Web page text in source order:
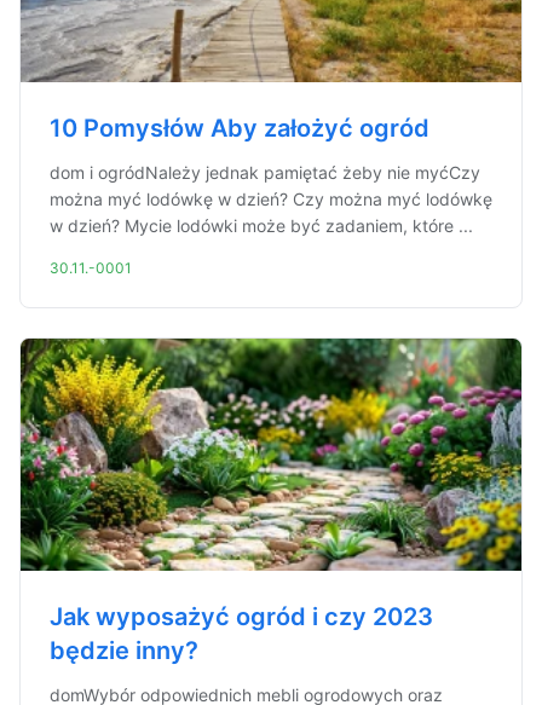
10 Pomysłów Aby założyć ogród
dom i ogródNależy jednak pamiętać żeby nie myćCzy
można myć lodówkę w dzień? Czy można myć lodówkę
w dzień? Mycie lodówki może być zadaniem, które ...
30.11.-0001
Jak wyposażyć ogród i czy 2023
będzie inny?
domWybór odpowiednich mebli ogrodowych oraz